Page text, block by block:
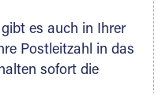
es auch in Ihrer
Postleitzahl in das
sofort die